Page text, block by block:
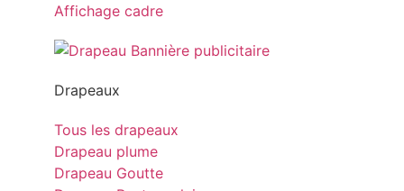
Affichage cadre
Drapeaux
Tous les drapeaux
Drapeau plume
Drapeau Goutte